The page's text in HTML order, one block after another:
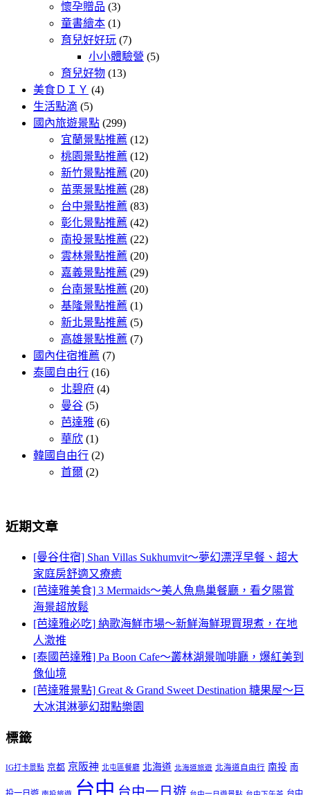
懷孕贈品 (3)
童書繪本 (1)
育兒好好玩 (7)
小小體驗營 (5)
育兒好物 (13)
美食ＤＩＹ (4)
生活點滴 (5)
國內旅遊景點 (299)
宜蘭景點推薦 (12)
桃園景點推薦 (12)
新竹景點推薦 (20)
苗栗景點推薦 (28)
台中景點推薦 (83)
彰化景點推薦 (42)
南投景點推薦 (22)
雲林景點推薦 (20)
嘉義景點推薦 (29)
台南景點推薦 (20)
基隆景點推薦 (1)
新北景點推薦 (5)
高雄景點推薦 (7)
國內住宿推薦 (7)
泰國自由行 (16)
北碧府 (4)
曼谷 (5)
芭達雅 (6)
華欣 (1)
韓國自由行 (2)
首爾 (2)
近期文章
[曼谷住宿] Shan Villas Sukhumvit～夢幻漂浮早餐、超大
家庭房舒適又療癒
[芭達雅美食] 3 Mermaids～美人魚鳥巢餐廳，看夕陽賞
海景超放鬆
[芭達雅必吃] 納歌海鮮市場～新鮮海鮮現買現煮，在地
人激推
[泰國芭達雅] Pa Boon Cafe～叢林湖景咖啡廳，爆紅美到
像仙境
[芭達雅景點] Great & Grand Sweet Destination 糖果屋～巨
大冰淇淋夢幻甜點樂園
標籤
IG打卡景點 京都 京阪神 北屯區餐廳 北海道 北海道旅遊 北海道自由行 南投 南
台中 台中一日遊